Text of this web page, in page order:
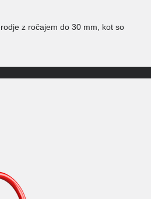
z ročajem do 30 mm, kot so